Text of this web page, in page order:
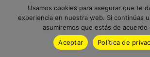
Usamos cookies para asegurar que te
experiencia en nuestra web. Si continúas
asumiremos que estás de acuerdo
Aceptar
Política de